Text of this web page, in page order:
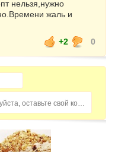
нельзя,нужно
жаль и
+2
0